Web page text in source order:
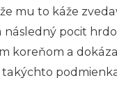
mu to káže
následný pocit
koreňom a
takýchto